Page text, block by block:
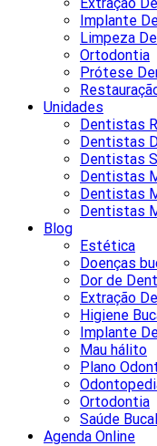
Implante
Limpeza
Ortodontia
Prótese
Unidades
Dentistas
Dentistas
Dentistas
Dentistas
Dentistas
Dentistas
Blog
Estética
Doenças
Dor de
Extração
Higiene
Implante
Mau hálito
Plano
Ortodontia
Saúde Bucal
Agenda Online